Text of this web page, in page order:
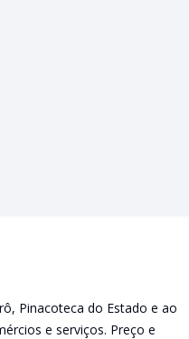
Pinacoteca do Estado e ao
e serviços. Preço e